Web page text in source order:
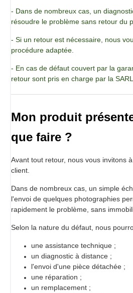
- Dans de nombreux cas, un
résoudre le problème sans retour du
- Si un retour est nécessaire, nous
procédure adaptée.
- En cas de défaut couvert par la
retour sont pris en charge par la
Mon produit
que faire ?
Avant tout retour, nous vous invitons
client.
Dans de nombreux cas, un simple
l'envoi de quelques photographies
rapidement le problème, sans
Selon la nature du défaut, nous
une assistance technique ;
un diagnostic à distance ;
l'envoi d'une pièce détachée ;
une réparation ;
un remplacement ;